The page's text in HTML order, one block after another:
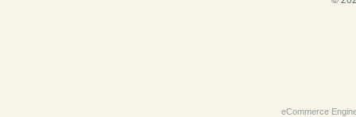
eCommerce